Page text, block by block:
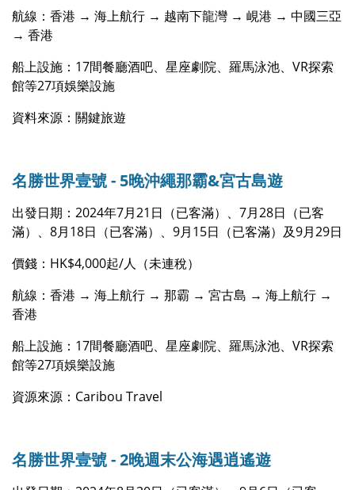
航線：香港 → 海上航行 → 越南下龍灣 → 峴港 → 中國三亞
→ 香港
船上設施：17間餐廳酒吧、星座劇院、羅馬泳池、VR探索
館等27項娛樂設施
資料來源：關鍵旅遊
名勝世界壹號 - 5晚沖繩那霸&宮古島遊
出發日期：2024年7月21日（已客滿）、7月28日（已客
滿）、8月18日（已客滿）、9月15日（已客滿）及9月29日
價錢：HK$4,000起/人（未連稅）
航線：香港 → 海上航行 → 那霸 → 宮古島 → 海上航行 →
香港
船上設施：17間餐廳酒吧、星座劇院、羅馬泳池、VR探索
館等27項娛樂設施
資源來源：Caribou Travel
名勝世界壹號 - 2晚週末公海遇逍遙遊